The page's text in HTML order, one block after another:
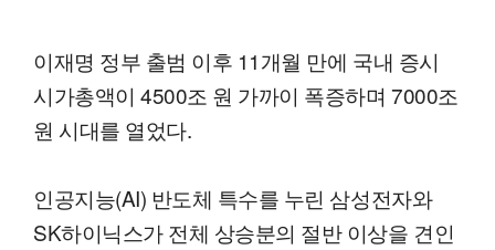
이재명 정부 출범 이후 11개월 만에 국내 증시
시가총액이 4500조 원 가까이 폭증하며 7000조
원 시대를 열었다.
인공지능(AI) 반도체 특수를 누린 삼성전자와
SK하이닉스가 전체 상승분의 절반 이상을 견인